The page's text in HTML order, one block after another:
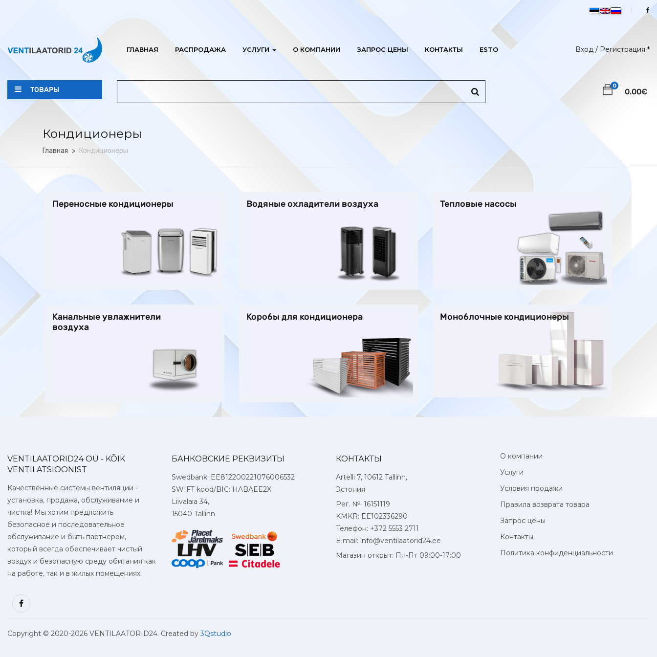
ГЛАВНАЯ РАСПРОДАЖА УСЛУГИ О КОМПАНИИ ЗАПРОС ЦЕНЫ КОНТАКТЫ ESTO Вход / Регистрация *
ТОВАРЫ 0
0.00€
Кондиционеры
Главная Кондиционеры
Переносные кондиционеры Водяные охладители воздуха Тепловые насосы
Канальные увлажнители
воздуха
Коробы для кондиционера Моноблочные кондиционеры
VENTILAATORID24 OÜ - KÕIK
VENTILATSIOONIST
Качественные системы вентиляции -
установка, продажа, обслуживание и
чистка! Мы хотим предложить
безопасное и последовательное
обслуживание и быть партнером,
который всегда обеспечивает чистый
воздух и безопасную среду обитания как
на работе, так и в жилых помещениях.
БАНКОВСКИЕ РЕКВИЗИТЫ
Swedbank: EE812200221076006532
SWIFT kood/BIC: HABAEE2X
Liivalaia 34,
15040 Tallinn
КОНТАКТЫ
Artelli 7, 10612 Tallinn,
Эстония
Рег. №: 16151119
KMKR: EE102336290
Телефон: +372 5553 2711
Е-mail: info@ventilaatorid24.ee
Магазин открыт: Пн-Пт 09:00-17:00
О компании
Услуги
Условия продажи
Правила возврата товара
Запрос цены
Контакты
Политика конфиденциальности
Copyright © 2020-2026 VENTILAATORID24. Created by3Qstudio